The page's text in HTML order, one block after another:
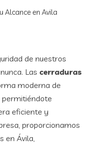
Alcance en Avila
de nuestros
Las cerraduras
moderna de
permitiéndote
eficiente y
proporcionamos
en Ávila,